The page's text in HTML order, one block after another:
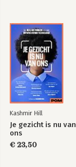
Kashmir Hill
Je gezicht is nu van
ons
€ 23,50